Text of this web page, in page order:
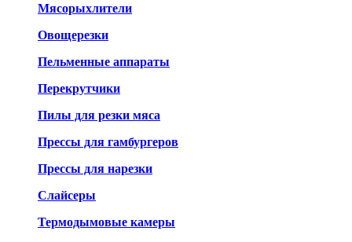
Мясорыхлители
Овощерезки
Пельменные аппараты
Перекрутчики
Пилы для резки мяса
Прессы для гамбургеров
Прессы для нарезки
Слайсеры
Термодымовые камеры